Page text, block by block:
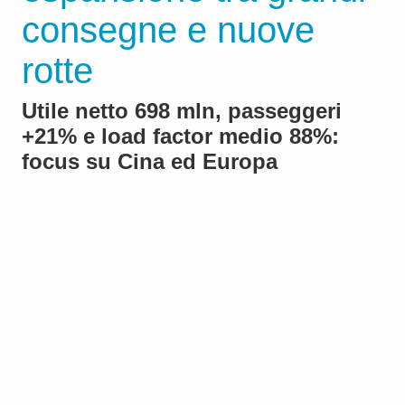
consegne e nuove
rotte
Utile netto 698 mln, passeggeri
+21% e load factor medio 88%:
focus su Cina ed Europa